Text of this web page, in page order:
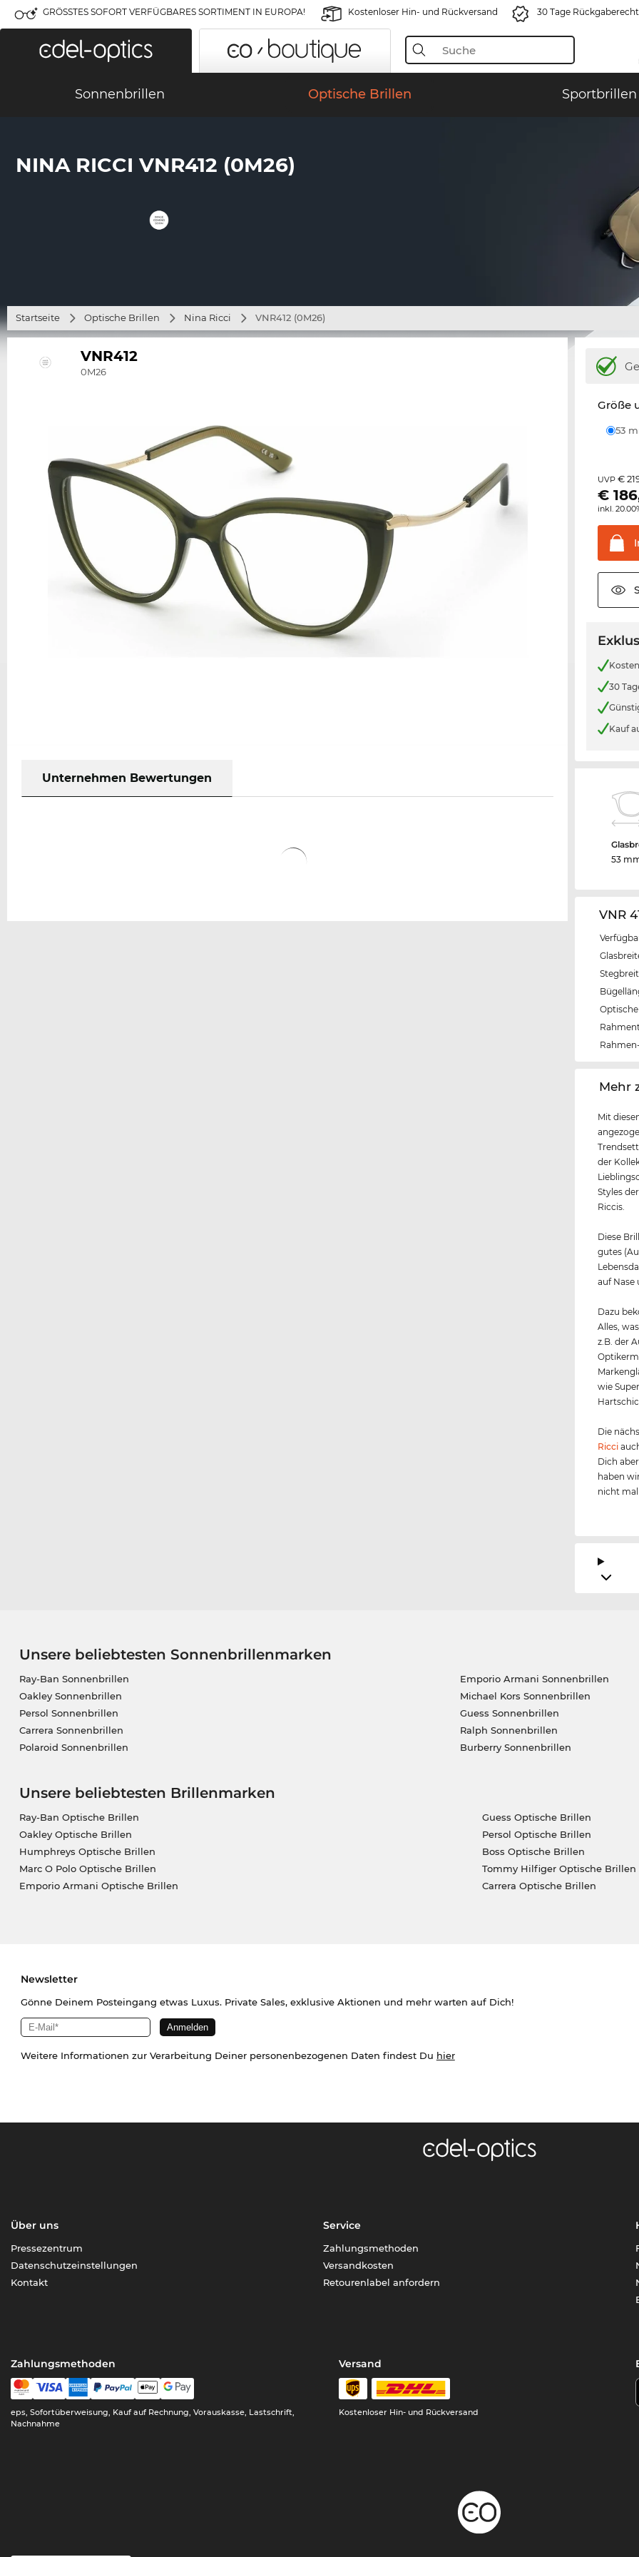
GRÖSSTES SOFORT VERFÜGBARES SORTIMENT IN EUROPA! Kostenloser Hin- und Rückversand 30 Tage Rückgaberecht
Sonnenbrillen Optische Brillen Sportbrillen
NINA RICCI VNR412 (0M26)
Startseite Optische Brillen Nina Ricci VNR412 (0M26)
VNR412
0M26
Unternehmen Bewertungen
Größe
53
UVP€
€
inkl.
30
Kauf
53
VNR
‌Mehr
Mit
der
Styles
Riccis.
Diese
gutes
auf Nase
Dazu
Alles,
z.B. der
wie
Die
Ricci
Dich
haben
nicht mal
Unsere beliebtesten Sonnenbrillenmarken
Ray-Ban Sonnenbrillen
Oakley Sonnenbrillen
Persol Sonnenbrillen
Carrera Sonnenbrillen
Polaroid Sonnenbrillen
Emporio Armani Sonnenbrillen
Michael Kors Sonnenbrillen
Guess Sonnenbrillen
Ralph Sonnenbrillen
Burberry Sonnenbrillen
Unsere beliebtesten Brillenmarken
Ray-Ban Optische Brillen
Oakley Optische Brillen
Humphreys Optische Brillen
Marc O Polo Optische Brillen
Emporio Armani Optische Brillen
Guess Optische Brillen
Persol Optische Brillen
Boss Optische Brillen
Tommy Hilfiger Optische Brillen
Carrera Optische Brillen
Newsletter
Gönne Deinem Posteingang etwas Luxus. Private Sales, exklusive Aktionen und mehr warten auf Dich!
Weitere Informationen zur Verarbeitung Deiner personenbezogenen Daten findest Du hier
Über uns
Pressezentrum
Datenschutzeinstellungen
Kontakt
Service
Zahlungsmethoden
Versandkosten
Retourenlabel anfordern
Zahlungsmethoden
eps, Sofortüberweisung, Kauf auf Rechnung, Vorauskasse, Lastschrift,
Nachnahme
Versand
Kostenloser Hin- und Rückversand